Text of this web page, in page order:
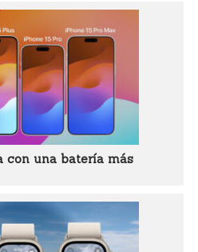
con una batería más